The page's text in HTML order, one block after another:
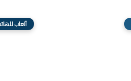
ألعاب